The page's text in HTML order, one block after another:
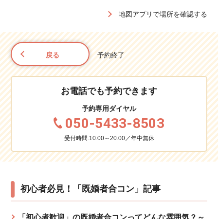
地図アプリで場所を確認する
戻る 予約終了
お電話でも予約できます
予約専用ダイヤル
050-5433-8503
受付時間:10:00～20:00／年中無休
初心者必見！「既婚者合コン」記事
「初心者歓迎」の既婚者合コンってどんな雰囲気？～